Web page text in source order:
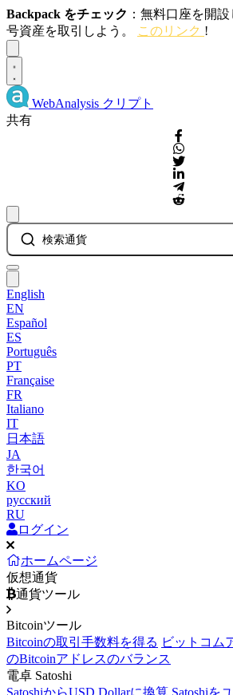
Backpack をチェック ：無料口座を開
号資産を取引しよう。
このリンク !
WebAnalysis クリプト
共有
検索通貨
English
EN
Español
ES
Português
PT
Française
FR
Italiano
IT
日本語
JA
한국어
KO
русский
RU
ログイン
ホームページ
仮想通貨
通貨ツール
Bitcoinツール
Bitcoinの取引手数料を得る ビットコム
のBitcoinアドレスのバランス
電卓 Satoshi
SatoshiからUSD Dollarに換算 Satoshiを